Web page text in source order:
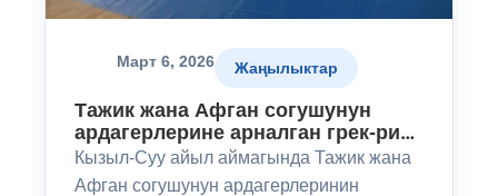
Март 6, 2026 Жаңылыктар
Тажик жана Афган согушунун
ардагерлерине арналган грек-рим
күрөшү боюнча турнир
уюштурулду
Кызыл-Суу айыл аймагында Тажик жана
Афган согушунун ардагерлеринин